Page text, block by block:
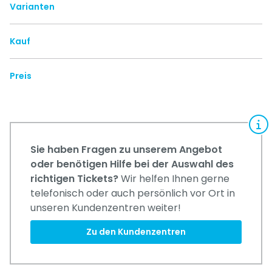
Varianten
Kauf
Preis
Sie haben Fragen zu unserem Angebot
oder benötigen Hilfe bei der Auswahl des
richtigen Tickets?Wir helfen Ihnen gerne
telefonisch oder auch persönlich vor Ort in
unseren Kundenzentren weiter!
Zu den Kundenzentren